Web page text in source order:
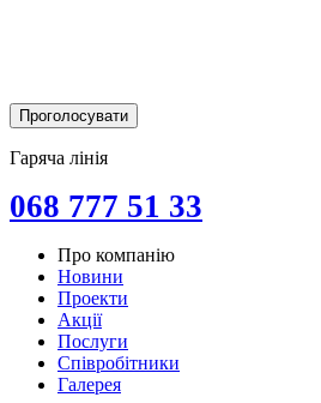
Гаряча лінія
068 777 51 33
Про компанію
Новини
Проекти
Акції
Послуги
Співробітники
Галерея